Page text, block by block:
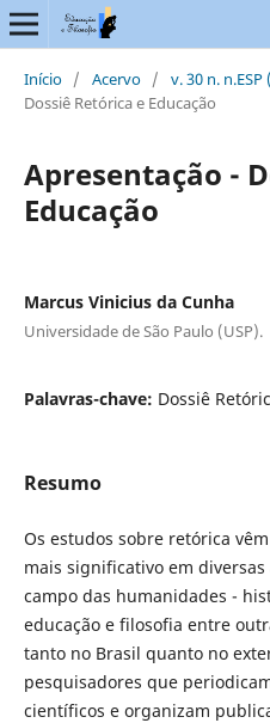
Início / Acervo / v. 30 n.
Dossiê Retórica e Educação
Apresentação -
Educação
Marcus Vinicius da Cunha
Universidade de São Paulo (USP).
Palavras-chave: Dossiê
Resumo
Os estudos sobre retórica
mais significativo em
campo das humanidades -
educação e filosofia entre
tanto no Brasil quanto no
pesquisadores que
científicos e organizam